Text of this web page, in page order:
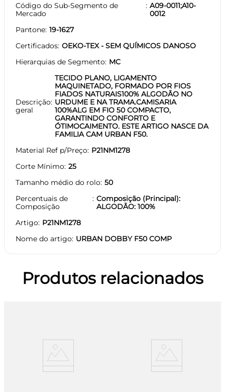
Código do Sub-Segmento de
Mercado
A09-0011;A10-
0012
Pantone 19-1627
Certificados OEKO-TEX - SEM QUÍMICOS DANOSO
Hierarquias de Segmento MC
Descrição
geral
TECIDO PLANO, LIGAMENTO
MAQUINETADO, FORMADO POR FIOS
FIADOS NATURAIS100% ALGODÃO NO
URDUME E NA TRAMA.CAMISARIA
100%ALG EM FIO 50 COMPACTO,
GARANTINDO CONFORTO E
ÓTIMOCAIMENTO. ESTE ARTIGO NASCE DA
FAMILIA CAM URBAN F50.
Material Ref p/Preço P21NM1278
Corte Mínimo 25
Tamanho médio do rolo 50
Percentuais de
Composição
Composição (Principal):
ALGODÃO: 100%
Artigo P21NM1278
Nome do artigo URBAN DOBBY F50 COMP
Produtos relacionados